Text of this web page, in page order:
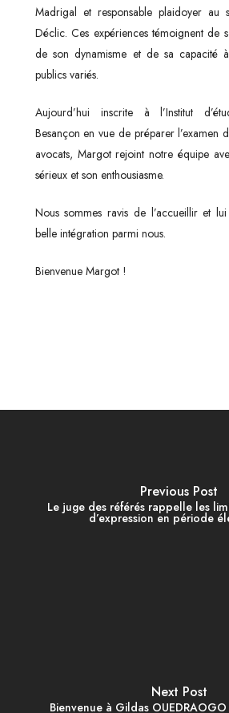
Madrigal et responsable plaidoyer au
Déclic. Ces expériences témoignent de
de son dynamisme et de sa capacité
publics variés.
Aujourd’hui inscrite à l’Institut
Besançon en vue de préparer l’examen
avocats, Margot rejoint notre équipe
sérieux et son enthousiasme.
Nous sommes ravis de l’accueillir et
belle intégration parmi nous.
Bienvenue Margot !
Previous Post
Le juge des référés rappelle les
d’expression en période
Next Post
Bienvenue à Gildas